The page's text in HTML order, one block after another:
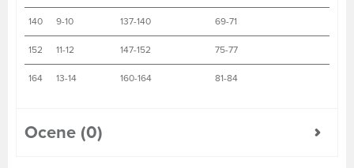
140 9-10 137-140 69-71
152 11-12 147-152 75-77
164 13-14 160-164 81-84
Ocene (0)